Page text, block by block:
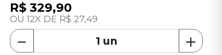
R$ 329,90
12 R$ 27,49
＋
－